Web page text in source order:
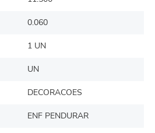
0.060
1 UN
UN
DECORACOES
ENF PENDURAR